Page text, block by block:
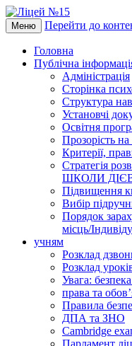
Меню Перейти до
Головна
Публічна
Адміністрація
Сторінка
Структура
Установчі
Освітня
Прозорість на
Критерії,
Стратегія
ШКОЛИ
Підвищення
Вибір
Порядок
місць/
учням
Розклад
Розклад
Увага:
права та
Правила
ДПА та ЗНО
Cambridge
Парламент